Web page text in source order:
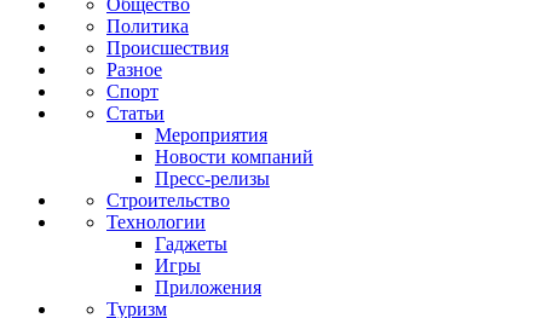
Общество
Политика
Происшествия
Разное
Спорт
Статьи
Мероприятия
Новости компаний
Пресс-релизы
Строительство
Технологии
Гаджеты
Игры
Приложения
Туризм